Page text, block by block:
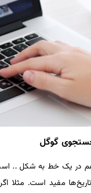
هم در یک خط به شکل ..